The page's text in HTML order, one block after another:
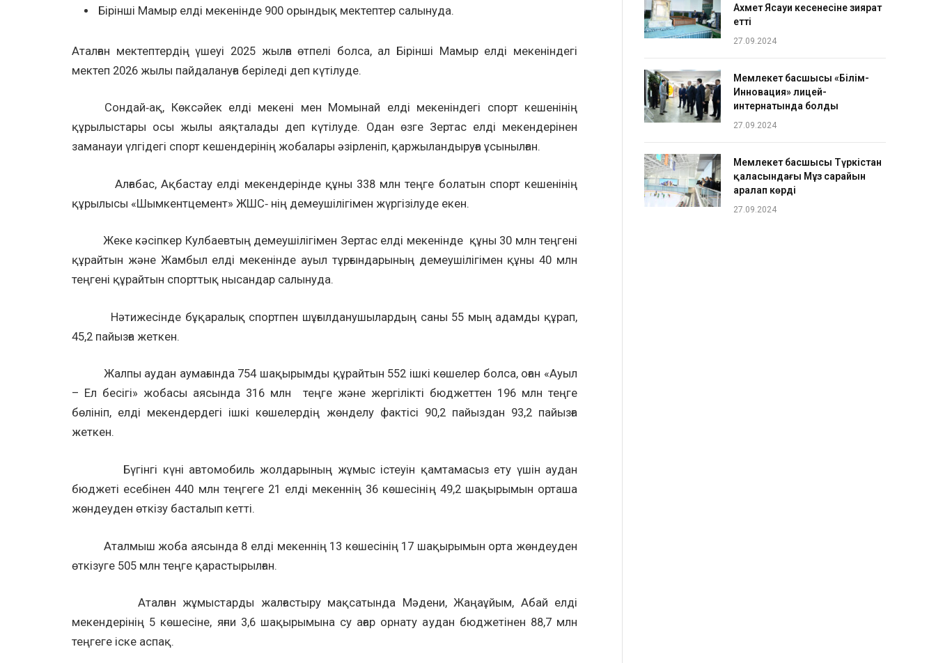
Бірінші Мамыр елді мекенінде 900 орындық мектептер салынуда.
Аталған мектептердің үшеуі 2025 жылға өтпелі болса, ал Бірінші Мамыр елді мекеніндегі
мектеп 2026 жылы пайдалануға беріледі деп күтілуде.
Сондай‑ақ, Көксәйек елді мекені мен Момынай елді мекеніндегі спорт кешенінің
құрылыстары осы жылы аяқталады деп күтілуде. Одан өзге Зертас елді мекендерінен
заманауи үлгідегі спорт кешендерінің жобалары әзірленіп, қаржыландыруға ұсынылған.
Алғабас, Ақбастау елді мекендерінде құны 338 млн теңге болатын спорт кешенінің
құрылысы «Шымкентцемент» ЖШС‑ нің демеушілігімен жүргізілуде екен.
Жеке кәсіпкер Кулбаевтың демеушілігімен Зертас елді мекенінде құны 30 млн теңгені
құрайтын және Жамбыл елді мекенінде ауыл тұрғындарының демеушілігімен құны 40 млн
теңгені құрайтын спорттық нысандар салынуда.
Нәтижесінде бұқаралық спортпен шұғылданушылардың саны 55 мың адамды құрап,
45,2 пайызға жеткен.
Жалпы аудан аумағында 754 шақырымды құрайтын 552 ішкі көшелер болса, оған «Ауыл
– Ел бесігі» жобасы аясында 316 млн теңге және жергілікті бюджеттен 196 млн теңге
бөлініп, елді мекендердегі ішкі көшелердің жөнделу фактісі 90,2 пайыздан 93,2 пайызға
жеткен.
Бүгінгі күні автомобиль жолдарының жұмыс істеуін қамтамасыз ету үшін аудан
бюджеті есебінен 440 млн теңгеге 21 елді мекеннің 36 көшесінің 49,2 шақырымын орташа
жөндеуден өткізу басталып кетті.
Аталмыш жоба аясында 8 елді мекеннің 13 көшесінің 17 шақырымын орта жөндеуден
өткізуге 505 млн теңге қарастырылған.
Аталған жұмыстарды жалғастыру мақсатында Мәдени, Жаңаұйым, Абай елді
мекендерінің 5 көшесіне, яғни 3,6 шақырымына су ағар орнату аудан бюджетінен 88,7 млн
теңгеге іске аспақ.
Ахмет Ясауи кесенесіне зиярат
етті
27.09.2024
Мемлекет басшысы «Білім-
Инновация» лицей-
интернатында болды
27.09.2024
Мемлекет басшысы Түркістан
қаласындағы Мұз сарайын
аралап көрді
27.09.2024